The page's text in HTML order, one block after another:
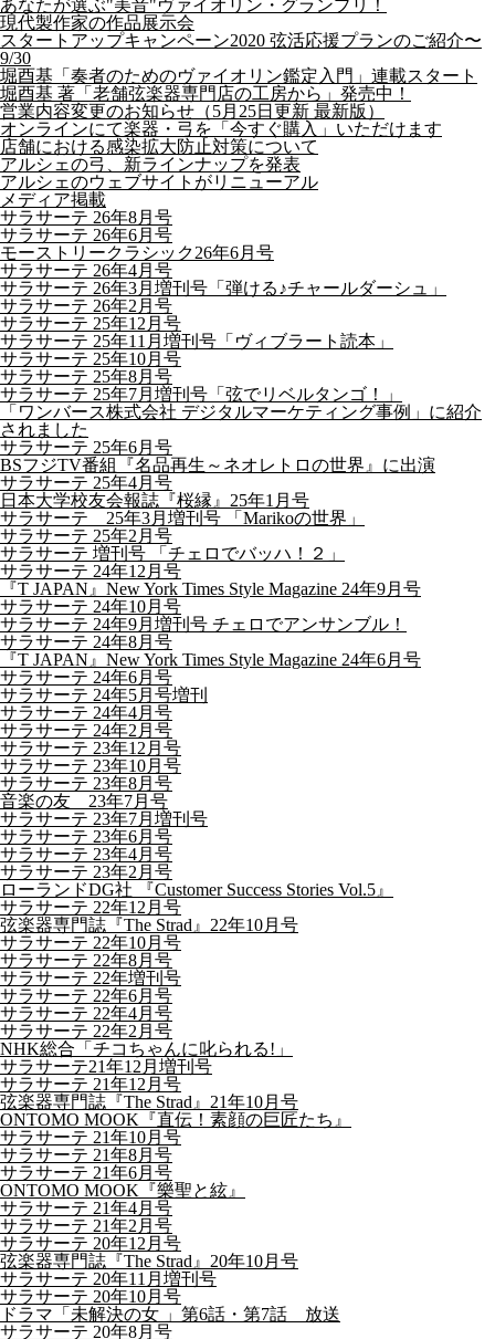
あなたが選ぶ"美音"ヴァイオリン・グランプリ！
現代製作家の作品展示会
スタートアップキャンペーン2020 弦活応援プランのご紹介〜
9/30
堀酉基「奏者のためのヴァイオリン鑑定入門」連載スタート
堀酉基 著「老舗弦楽器専門店の工房から」発売中！
営業内容変更のお知らせ（5月25日更新 最新版）
オンラインにて楽器・弓を「今すぐ購入」いただけます
店舗における感染拡大防止対策について
アルシェの弓、新ラインナップを発表
アルシェのウェブサイトがリニューアル
メディア掲載
サラサーテ 26年8月号
サラサーテ 26年6月号
モーストリークラシック26年6月号
サラサーテ 26年4月号
サラサーテ 26年3月増刊号「弾ける♪チャールダーシュ」
サラサーテ 26年2月号
サラサーテ 25年12月号
サラサーテ 25年11月増刊号「ヴィブラート読本」
サラサーテ 25年10月号
サラサーテ 25年8月号
サラサーテ 25年7月増刊号「弦でリベルタンゴ！」
「ワンバース株式会社 デジタルマーケティング事例」に紹介
されました
サラサーテ 25年6月号
BSフジTV番組『名品再生～ネオレトロの世界』に出演
サラサーテ 25年4月号
日本大学校友会報誌『桜縁』25年1月号
サラサーテ 25年3月増刊号 「Marikoの世界」
サラサーテ 25年2月号
サラサーテ 増刊号 「チェロでバッハ！２」
サラサーテ 24年12月号
『T JAPAN』New York Times Style Magazine 24年9月号
サラサーテ 24年10月号
サラサーテ 24年9月増刊号 チェロでアンサンブル！
サラサーテ 24年8月号
『T JAPAN』New York Times Style Magazine 24年6月号
サラサーテ 24年6月号
サラサーテ 24年5月号増刊
サラサーテ 24年4月号
サラサーテ 24年2月号
サラサーテ 23年12月号
サラサーテ 23年10月号
サラサーテ 23年8月号
音楽の友 23年7月号
サラサーテ 23年7月増刊号
サラサーテ 23年6月号
サラサーテ 23年4月号
サラサーテ 23年2月号
ローランドDG社 『Customer Success Stories Vol.5』
サラサーテ 22年12月号
弦楽器専門誌『The Strad』22年10月号
サラサーテ 22年10月号
サラサーテ 22年8月号
サラサーテ 22年増刊号
サラサーテ 22年6月号
サラサーテ 22年4月号
サラサーテ 22年2月号
NHK総合「チコちゃんに叱られる!」
サラサーテ21年12月増刊号
サラサーテ 21年12月号
弦楽器専門誌『The Strad』21年10月号
ONTOMO MOOK『直伝！素顔の巨匠たち』
サラサーテ 21年10月号
サラサーテ 21年8月号
サラサーテ 21年6月号
ONTOMO MOOK『樂聖と絃』
サラサーテ 21年4月号
サラサーテ 21年2月号
サラサーテ 20年12月号
弦楽器専門誌『The Strad』20年10月号
サラサーテ 20年11月増刊号
サラサーテ 20年10月号
ドラマ「未解決の女 」第6話・第7話 放送
サラサーテ 20年8月号